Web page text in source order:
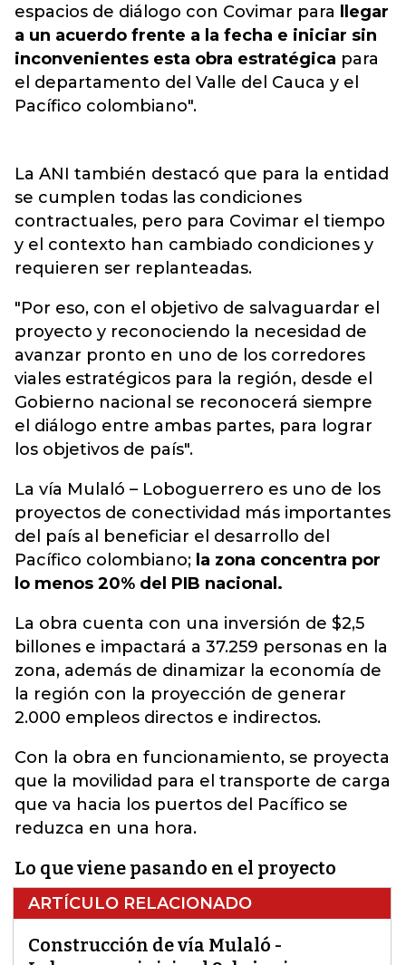
espacios de diálogo con Covimar para
llegar
a un acuerdo frente a la fecha e iniciar sin
inconvenientes esta obra estratégica para
el departamento del Valle del Cauca y el
Pacífico colombiano".
La ANI también destacó que para la entidad
se cumplen todas las condiciones
contractuales, pero para Covimar el tiempo
y el contexto han cambiado condiciones y
requieren ser replanteadas.
"Por eso, con el objetivo de salvaguardar el
proyecto y reconociendo la necesidad de
avanzar pronto en uno de los corredores
viales estratégicos para la región, desde el
Gobierno nacional se reconocerá siempre
el diálogo entre ambas partes, para lograr
los objetivos de país".
La vía Mulaló – Loboguerrero es uno de los
proyectos de conectividad más importantes
del país al beneficiar el desarrollo del
Pacífico colombiano; la zona concentra por
lo menos 20% del PIB nacional.
La obra cuenta con una inversión de $2,5
billones e impactará a 37.259 personas en la
zona, además de dinamizar la economía de
la región con la proyección de generar
2.000 empleos directos e indirectos.
Con la obra en funcionamiento, se proyecta
que la movilidad para el transporte de carga
que va hacia los puertos del Pacífico se
reduzca en una hora.
Lo que viene pasando en el proyecto
ARTÍCULO RELACIONADO
Construcción de vía Mulaló -